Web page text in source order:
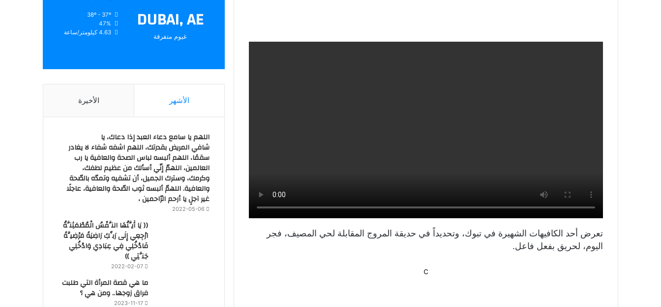
تعرض أحد الكافيهات الشهيرة في تبوك، وتحديداً في حديقة المروج المقابلة لحي المصيف، فجر
اليوم، لحريق بفعل فاعل.
c
DUBAI, AE
غيوم متفرقة
38º - 37º
47%
4.63 كيلومتر/ساعة
الأشهر الأخيرة
اللهم يا سامع دعاء العبد إذا دعاك، يا
شافي المريض بقدرتك، اللهم اشفه شفاء لا يغادر
سقمًا، اللهم ألبسه لباس الصحة والعافية يا رب
العالمين، اللهمّ إنّي أسألك من عظيم لطفك،
وكرمك، وسترك الجميل، أن تشفيه وتمدّه بالصّحة
والعافية. اللهمّ ألبسه ثوب الصّحة والعافية، عاجلًا
غير آجلٍ يا أرحم الرّاحمين ،
2022-05-06
(( يَا أَيَّتُهَا النَّفْسُ الْمُطْمَئِنَّةُ
ارْجِعِي إِلَى رَبِّكِ رَاضِيَةً مَرْضِيَّةً
فَادْخُلِي فِي عِبَادِي وَادْخُلِي
جَنَّتِي ))
2022-02-07
ما هي قصة المرأة التي طلبت
فراق زوجها.. ومن هي ؟
2023-11-17